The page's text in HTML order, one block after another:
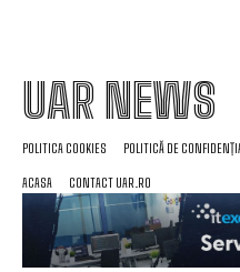
UAR NEWS
POLITICA COOKIES POLITICĂ DE
ACASA CONTACT UAR.RO